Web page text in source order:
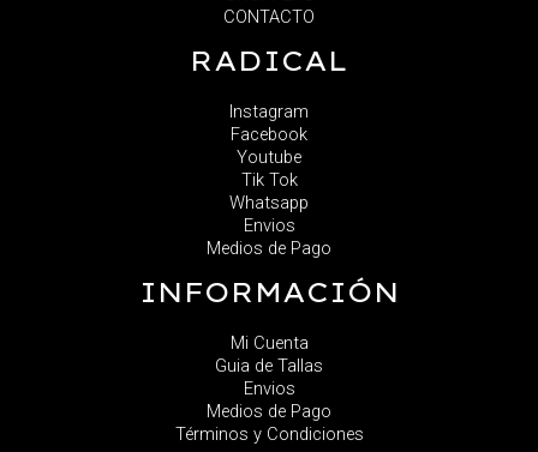
CONTACTO
RADICAL
Instagram
Facebook
Youtube
Tik Tok
Whatsapp
Envios
Medios de Pago
INFORMACIÓN
Mi Cuenta
Guia de Tallas
Envios
Medios de Pago
Términos y Condiciones